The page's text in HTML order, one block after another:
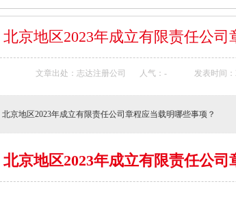
北京地区2023年成立有限责任公司
文章出处：志达注册公司 人气： - 发表时间：
北京地区2023年成立有限责任公司章程应当载明哪些事项？
北京地区2023年成立有限责任公司